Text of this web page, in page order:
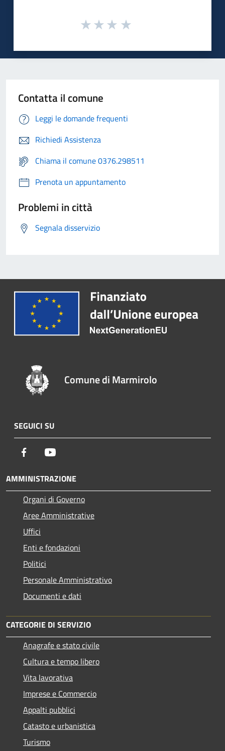
Contatta il comune
Leggi le domande frequenti
Richiedi Assistenza
Chiama il comune 0376.298511
Prenota un appuntamento
Problemi in città
Segnala disservizio
Comune di Marmirolo
SEGUICI SU
Facebook
AMMINISTRAZIONE
Organi di Governo
Aree Amministrative
Uffici
Enti e fondazioni
Politici
Personale Amministrativo
Documenti e dati
CATEGORIE DI SERVIZIO
Anagrafe e stato civile
Cultura e tempo libero
Vita lavorativa
Imprese e Commercio
Appalti pubblici
Catasto e urbanistica
Turismo